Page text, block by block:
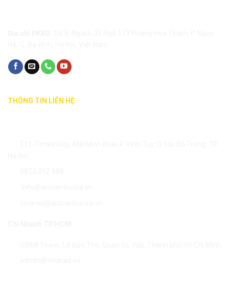
THÔNG TIN LIÊN HỆ